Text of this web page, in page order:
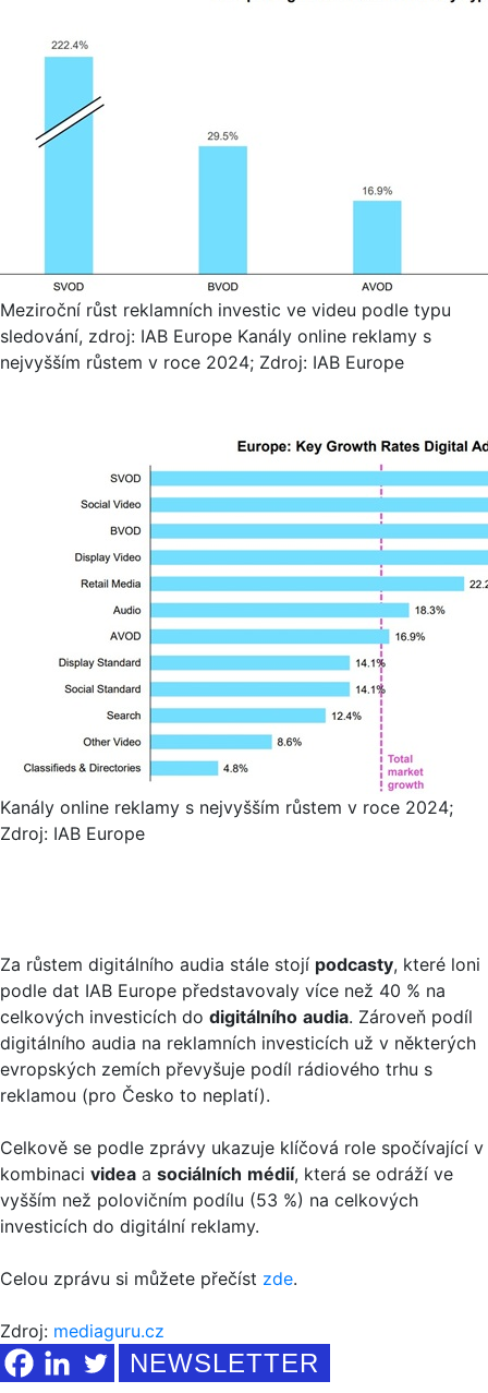
Meziroční růst reklamních investic ve videu podle typu
sledování, zdroj: IAB Europe Kanály online reklamy s
nejvyšším růstem v roce 2024; Zdroj: IAB Europe
Kanály online reklamy s nejvyšším růstem v roce 2024;
Zdroj: IAB Europe
Za růstem digitálního audia stále stojí podcasty, které loni
podle dat IAB Europe představovaly více než 40 % na
celkových investicích do digitálního audia. Zároveň podíl
digitálního audia na reklamních investicích už v některých
evropských zemích převyšuje podíl rádiového trhu s
reklamou (pro Česko to neplatí).
Celkově se podle zprávy ukazuje klíčová role spočívající v
kombinaci videa a sociálních médií, která se odráží ve
vyšším než polovičním podílu (53 %) na celkových
investicích do digitální reklamy.
Celou zprávu si můžete přečíst zde.
Zdroj: mediaguru.cz
NEWSLETTER